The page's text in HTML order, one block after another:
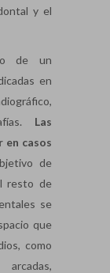
y el
de un
en
Las
en casos
de
resto de
se
que
como